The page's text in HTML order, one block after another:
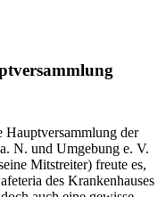
der
N. und Umgebung e. V.
Mitstreiter) freute es,
des Krankenhauses